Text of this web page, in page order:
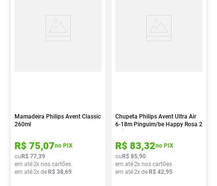
Mamadeira Philips Avent Classic
260ml
R$ 75,07no PIX
ouR$ 77,39
em até2x nos cartões
em até2x deR$ 38,69
Chupeta Philips Avent Ultra Air
6-18m Pinguim/be Happy Rosa 2
Unidades
R$ 83,32no PIX
ouR$ 85,90
em até2x nos cartões
em até2x deR$ 42,95